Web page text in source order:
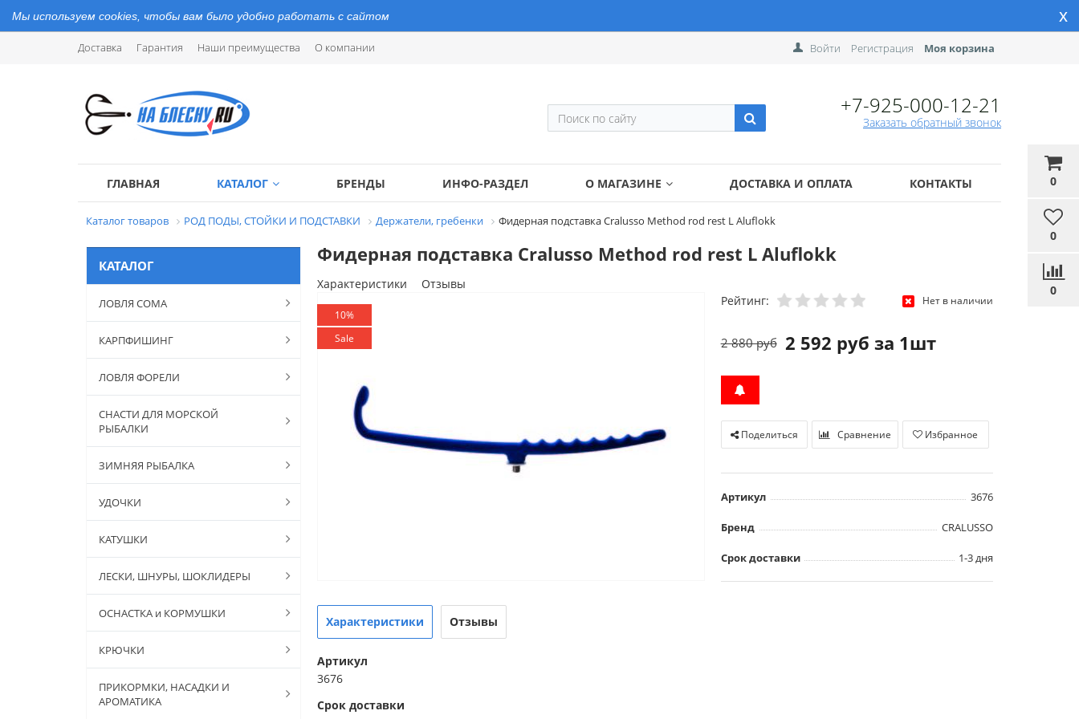
Мы используем cookies, чтобы вам было удобно работать с сайтом x
Доставка Гарантия Наши преимущества О компании
0
0
0
Войти Регистрация Моя корзина
+7-925-000-12-21
Заказать обратный звонок
ГЛАВНАЯ КАТАЛОГ БРЕНДЫ ИНФО-РАЗДЕЛ О МАГАЗИНЕ ДОСТАВКА И ОПЛАТА КОНТАКТЫ
Каталог товаров РОД ПОДЫ, СТОЙКИ И ПОДСТАВКИ Держатели, гребенки Фидерная подставка Cralusso Method rod rest L Aluflokk
КАТАЛОГ
ЛОВЛЯ СОМА
КАРПФИШИНГ
ЛОВЛЯ ФОРЕЛИ
СНАСТИ ДЛЯ МОРСКОЙ
РЫБАЛКИ
ЗИМНЯЯ РЫБАЛКА
УДОЧКИ
КАТУШКИ
ЛЕСКИ, ШНУРЫ, ШОКЛИДЕРЫ
ОСНАСТКА и КОРМУШКИ
КРЮЧКИ
ПРИКОРМКИ, НАСАДКИ И
АРОМАТИКА
Фидерная подставка Cralusso Method rod rest L Aluflokk
Характеристики Отзывы
10%
Sale
Рейтинг: Нет в наличии
2 592 руб за 1шт
2 880 руб
Поделиться Сравнение Избранное
Артикул 3676
Бренд CRALUSSO
Срок доставки 1-3 дня
Характеристики Отзывы
Артикул
3676
Срок доставки